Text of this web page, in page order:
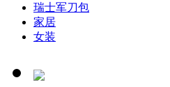
瑞士军刀包
家居
女装